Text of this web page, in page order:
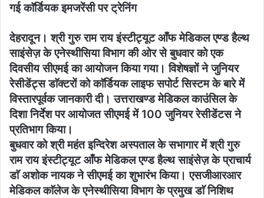
गई काॅर्डियक इमजरेंसी पर ट्रेनिंग
देहरादून। श्री गुरु राम राय इंस्टीट्यूट आँफ मेडिकल एण्ड हैल्थ
साइंसेज़ के एनेस्थीसिया विभाग की ओर से बुधवार को एक
दिवसीय सीएमई का आयोजन किया गया। विशेषज्ञों ने जुनियर
रेसीडेंट्स डाॅक्टरों को काॅर्डियक लाइफ सपोर्ट सिस्टम के बारे में
विस्तारपूर्वक जानकारी दी। उत्तराखण्ड मेडिकल काउंसिल के
दिशा निर्देश पर आयोजत सीएमई में 100 जुनियर रेसीडेंटस ने
प्रतिभाग किया।
बुधवार को श्री महंत इन्दिरेश अस्पताल के सभागार में श्री गुरु
राम राय इंस्टीट्यूट आँफ मेडिकल एण्ड हैल्थ साइंसेज़ के प्राचार्य
डाॅ अशोक नायक ने सीएमई का शुभारंभ किया। एसजीआरआर
मेडिकल काॅलेज के एनेस्थीसिया विभाग के प्रमुख डाॅ निशिथ